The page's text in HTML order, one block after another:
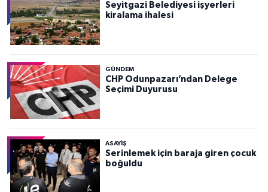
Seyitgazi Belediyesi işyerleri
kiralama ihalesi
GÜNDEM
CHP Odunpazarı’ndan Delege
Seçimi Duyurusu
ASAYİŞ
Serinlemek için baraja giren çocuk
boğuldu